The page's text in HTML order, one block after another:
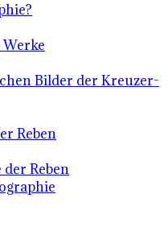
Bilder der Kreuzer-
Reben
Reben